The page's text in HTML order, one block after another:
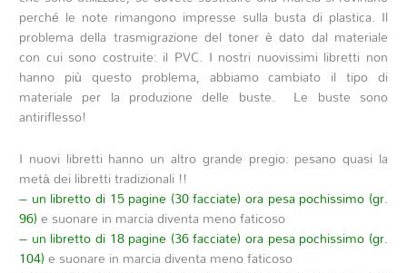
perché le note rimangono impresse sulla busta di plastica. Il
problema della trasmigrazione del toner è dato dal materiale
con cui sono costruite: il PVC. I nostri nuovissimi libretti non
hanno più questo problema, abbiamo cambiato il tipo di
materiale per la produzione delle buste. Le buste sono
antiriflesso!
I nuovi libretti hanno un altro grande pregio: pesano quasi la
metàdei libretti tradizionali !!
– un libretto di 15 pagine (30 facciate) ora pesa pochissimo (gr.
96)e suonare in marcia diventa meno faticoso
– un libretto di 18 pagine (36 facciate) ora pesa pochissimo (gr.
104)e suonare in marcia diventa meno faticoso